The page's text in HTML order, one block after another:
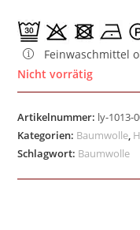
Feinwaschmittel
Nicht vorrätig
Artikelnummer: ly-1013-
Kategorien: Baumwolle
Schlagwort: Baumwolle